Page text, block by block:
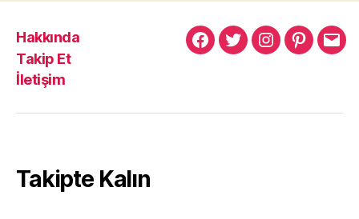
Hakkında
Takip Et
İletişim
MuratMuratMuratPinterest
Takipte Kalın